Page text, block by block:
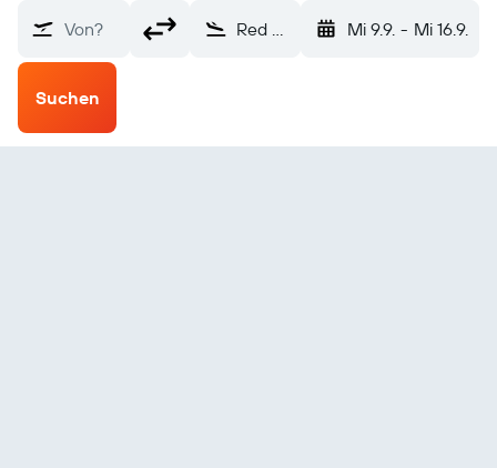
Von? Red Dog (RDB) Mi 9.9. - Mi 16.9.
Suchen